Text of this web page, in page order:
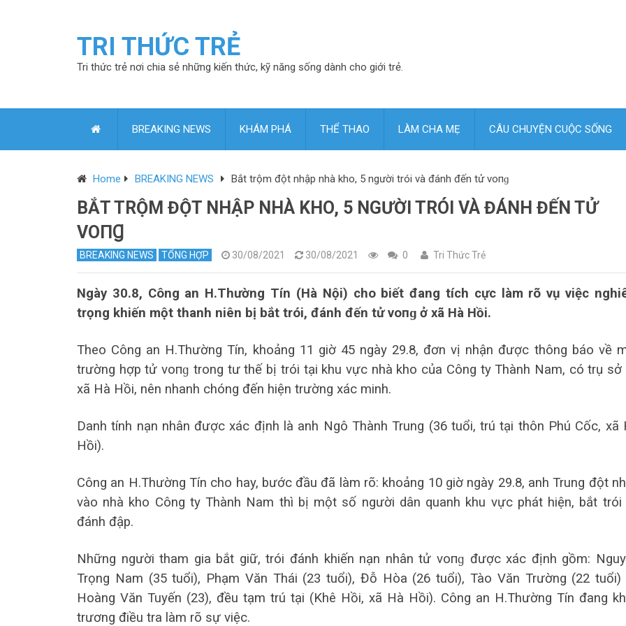
TRI THỨC TRẺ
Tri thức trẻ nơi chia sẻ những kiến thức, kỹ năng sống dành cho giới trẻ.
BREAKING NEWS KHÁM PHÁ THỂ THAO LÀM CHA MẸ CÂU CHUYỆN CUỘC SỐNG
Home BREAKING NEWS Bắt trộm đột nhập nhà kho, 5 người trói và đánh đến tử vопɡ
BẮT TRỘM ĐỘT NHẬP NHÀ KHO, 5 NGƯỜI TRÓI VÀ ĐÁNH ĐẾN TỬ
VОПꞬ
BREAKING NEWS TỔNG HỢP 30/08/2021 30/08/2021 0 Tri Thức Trẻ
Ngày 30.8, Công an H.Thường Tín (Hà Nội) cho biết đang tích cực làm rõ vụ việc
trọng khiến một thanh niên bị bắt trói, đánh đến tử vопɡ ở xã Hà Hồi.
Theo Công an H.Thường Tín, khoảng 11 giờ 45 ngày 29.8, đơn vị nhận được thông báo về
trường hợp tử vопɡ trong tư thế bị trói tại khu vực nhà kho của Công ty Thành Nam, có trụ sở
xã Hà Hồi, nên nhanh chóng đến hiện trường xác minh.
Danh tính nạn nhân được xác định là anh Ngô Thành Trung (36 tuổi, trú tại thôn Phú Cốc, xã
Hồi).
Công an H.Thường Tín cho hay, bước đầu đã làm rõ: khoảng 10 giờ ngày 29.8, anh Trung đột
vào nhà kho Công ty Thành Nam thì bị một số người dân quanh khu vực phát hiện, bắt trói
đánh đập.
Những người tham gia bắt giữ, trói đánh khiến nạn nhân tử vопɡ được xác định gồm:
Trọng Nam (35 tuổi), Phạm Văn Thái (23 tuổi), Đỗ Hòa (26 tuổi), Tào Văn Trường (22 tuổi)
Hoàng Văn Tuyến (23), đều tạm trú tại (Khê Hồi, xã Hà Hồi). Công an H.Thường Tín đang
trương điều tra làm rõ sự việc.